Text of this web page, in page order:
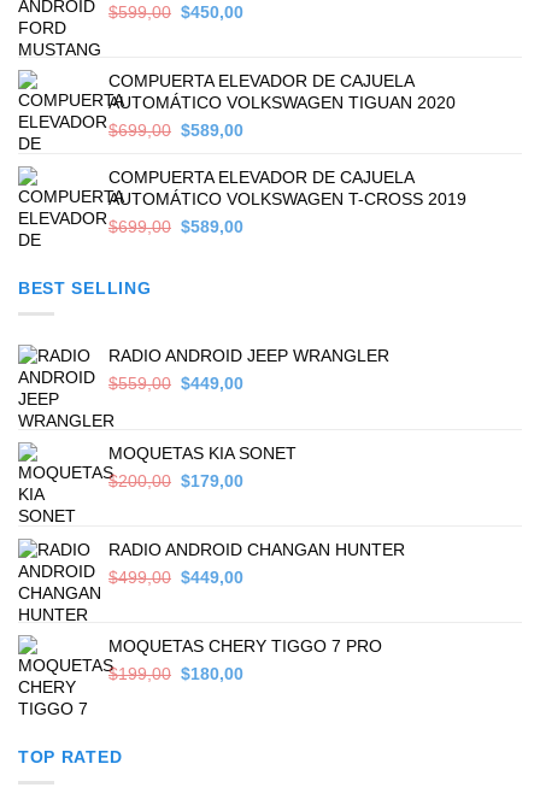
$599,00 Original
$599,00.
$450,00Current
$450,00.
COMPUERTA ELEVADOR DE CAJUELA
AUTOMÁTICO VOLKSWAGEN TIGUAN 2020
$699,00 Original
was:
$699,00.
$589,00Current
is:
$589,00.
COMPUERTA ELEVADOR DE CAJUELA
AUTOMÁTICO VOLKSWAGEN T-CROSS 2019
$699,00 Original
$589,00Current
BEST SELLING
RADIO ANDROID JEEP WRANGLER
$559,00 Original
$559,00.
$449,00Current
$449,00.
MOQUETAS KIA SONET
$200,00 Original
$200,00.
$179,00Current
$179,00.
RADIO ANDROID CHANGAN HUNTER
$499,00 Original
$499,00.
$449,00Current
$449,00.
MOQUETAS CHERY TIGGO 7 PRO
$199,00 Original
$180,00Current
TOP RATED